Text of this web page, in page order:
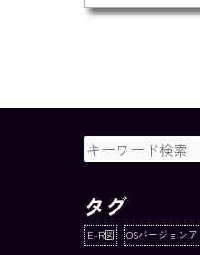
タグ
E-R図 OSバージョン